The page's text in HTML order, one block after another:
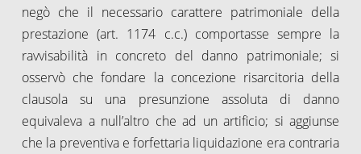
negò che il necessario carattere patrimoniale della
prestazione (art. 1174 c.c.) comportasse sempre la
ravvisabilità in concreto del danno patrimoniale; si
osservò che fondare la concezione risarcitoria della
clausola su una presunzione assoluta di danno
equivaleva a null’altro che ad un artificio; si aggiunse
che la preventiva e forfettaria liquidazione era contraria